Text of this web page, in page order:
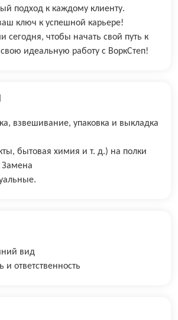
подход к каждому клиенту.
ключ к успешной карьере!
сегодня, чтобы начать свой путь к
идеальную работу с ВоркСтеп!
взвешивание, упаковка и выкладка
бытовая химия и т. д.) на полки
Замена
вид
и ответственность